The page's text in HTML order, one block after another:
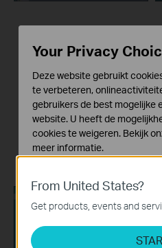
Address
Reservation on TP-
Link Routers
Windows
This video will show you how to set up Address Reservation on TP-Link routers.
More
From United States?
Get products, events and
Your Privacy
Deze website gebruikt
te verbeteren,
gebruikers de best mogelijke
website. U heeft de
cookies te weigeren. Bekijk
meer informatie.
Deze cookies zijn
website en kunnen niet
Analyse en Marketing
Cookies voor analyse geven